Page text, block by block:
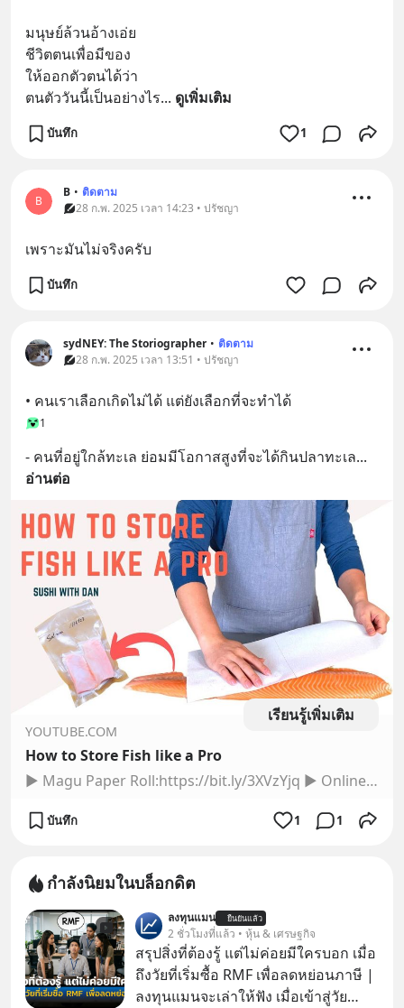
มนุษย์ล้วนอ้างเอ่ย
ชีวิตตนเพื่อมีของ
ให้ออกตัวตนได้ว่า
ตนตัววันนี้เป็นอย่างไร... ดูเพิ่มเติม
บันทึก 1
B
B • ติดตาม
28 ก.พ. 2025 เวลา 14:23 • ปรัชญา
เพราะมันไม่จริงครับ
บันทึก
sydNEY: The Storiographer • ติดตาม
28 ก.พ. 2025 เวลา 13:51 • ปรัชญา
• คนเราเลือกเกิดไม่ได้ แต่ยังเลือกที่จะทำได้
1
- คนที่อยู่ใกล้ทะเล ย่อมมีโอกาสสูงที่จะได้กินปลาทะเล
อ่านต่อ
เรียนรู้เพิ่มเติม
YOUTUBE.COM
How to Store Fish like a Pro
► Magu Paper Roll:https://bit.ly/3XVzYjq ► Online Sushi Course:https://bit.ly/MAGUROLLFish is a delicate protein that needs to be handled and stored properl…
บันทึก 1 1
กำลังนิยมในบล็อกดิต
ลงทุนแมน ยืนยันแล้ว
2 ชั่วโมงที่แล้ว • หุ้น & เศรษฐกิจ
สรุปสิ่งที่ต้องรู้ แต่ไม่ค่อยมีใครบอก เมื่อ
ถึงวัยที่เริ่มซื้อ RMF เพื่อลดหย่อนภาษี |
ลงทุนแมนจะเล่าให้ฟัง เมื่อเข้าสู่วัย